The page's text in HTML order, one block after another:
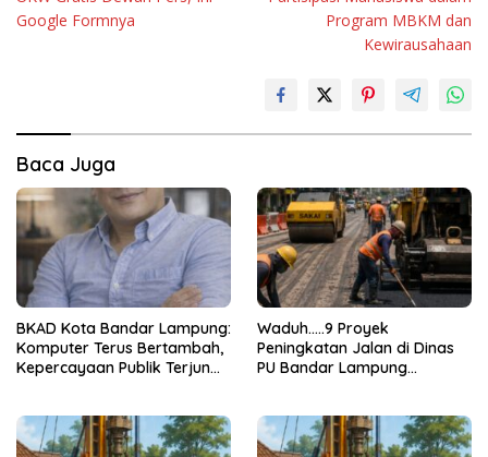
Google Formnya
Program MBKM dan
Kewirausahaan
Baca Juga
BKAD Kota Bandar Lampung:
Komputer Terus Bertambah,
Kepercayaan Publik Terjun
Waduh…..9 Proyek
Peningkatan Jalan di Dinas
PU Bandar Lampung